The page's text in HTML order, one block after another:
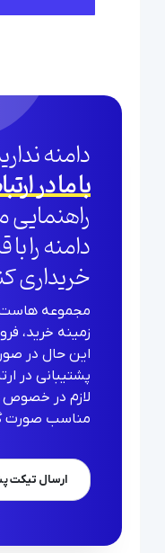
دامنه
با ما در
راهنمایی
دامنه را
خریداری
مجموعه هاست
زمینه خرید،
این حال در
پشتیبانی در
لازم در خصوص
مناسب صورت
ارسال تیکت